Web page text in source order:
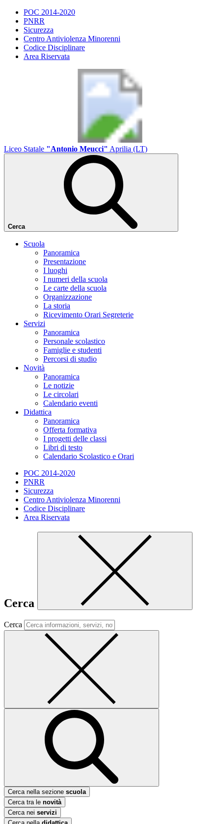
POC 2014-2020
PNRR
Sicurezza
Centro Antiviolenza Minorenni
Codice Disciplinare
Area Riservata
Liceo Statale "Antonio Meucci" Aprilia (LT)
Cerca
Scuola
Panoramica
Presentazione
I luoghi
I numeri della scuola
Le carte della scuola
Organizzazione
La storia
Ricevimento Orari Segreterie
Servizi
Panoramica
Personale scolastico
Famiglie e studenti
Percorsi di studio
Novità
Panoramica
Le notizie
Le circolari
Calendario eventi
Didattica
Panoramica
Offerta formativa
I progetti delle classi
Libri di testo
Calendario Scolastico e Orari
POC 2014-2020
PNRR
Sicurezza
Centro Antiviolenza Minorenni
Codice Disciplinare
Area Riservata
Cerca
Cerca
Cerca nella sezione scuola
Cerca tra le novità
Cerca nei servizi